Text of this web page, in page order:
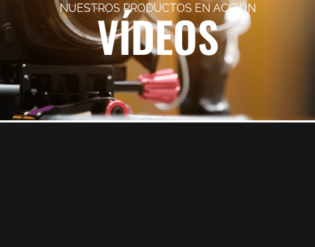
NUESTROS PRODUCTOS EN ACCIÓN
VÍDEOS